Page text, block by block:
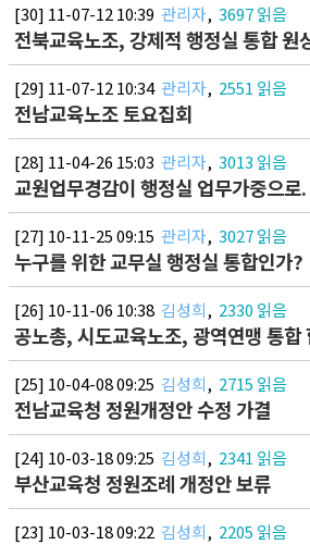
[30] 11-07-12 10:39 관리자,3697 읽음
전북교육노조, 강제적 행정실 통합 원
[29] 11-07-12 10:34 관리자, 2551 읽음
전남교육노조 토요집회
[28] 11-04-26 15:03 관리자,3013 읽음
교원업무경감이 행정실 업무가중으로.
[27] 10-11-25 09:15 관리자,3027 읽음
누구를 위한 교무실 행정실 통합인가?
[26] 10-11-06 10:38 김성희, 2330 읽음
공노총, 시도교육노조, 광역연맹 통합
[25] 10-04-08 09:25 김성희, 2715 읽음
전남교육청 정원개정안 수정 가결
[24] 10-03-18 09:25 김성희, 2341 읽음
부산교육청 정원조례 개정안 보류
[23] 10-03-18 09:22 김성희, 2205 읽음